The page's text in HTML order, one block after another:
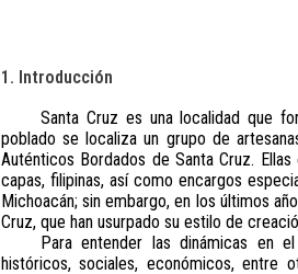
1. Introducción
Santa Cruz es una localidad que
poblado se localiza un grupo de
Auténticos Bordados de Santa Cruz.
capas, filipinas, así como encargos
Michoacán; sin embargo, en los últimos
Cruz, que han usurpado su estilo de
Para entender las dinámicas en
históricos, sociales, económicos,